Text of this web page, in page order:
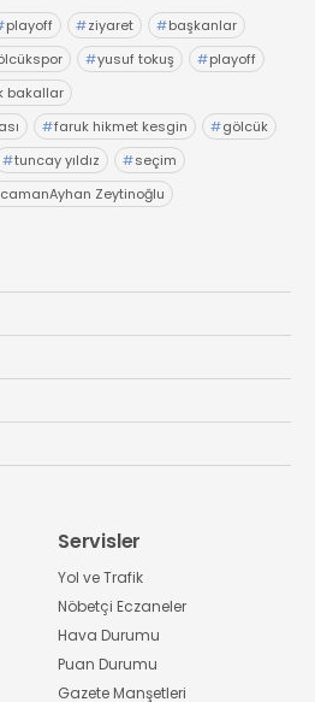
playoff #ziyaret #başkanlar
#yusuf tokuş #playoff
bakallar
#faruk hikmet kesgin #gölcük
#tuncay yıldız #seçim
Zeytinoğlu
Servisler
Yol ve Trafik
Nöbetçi Eczaneler
Hava Durumu
Puan Durumu
Gazete Manşetleri